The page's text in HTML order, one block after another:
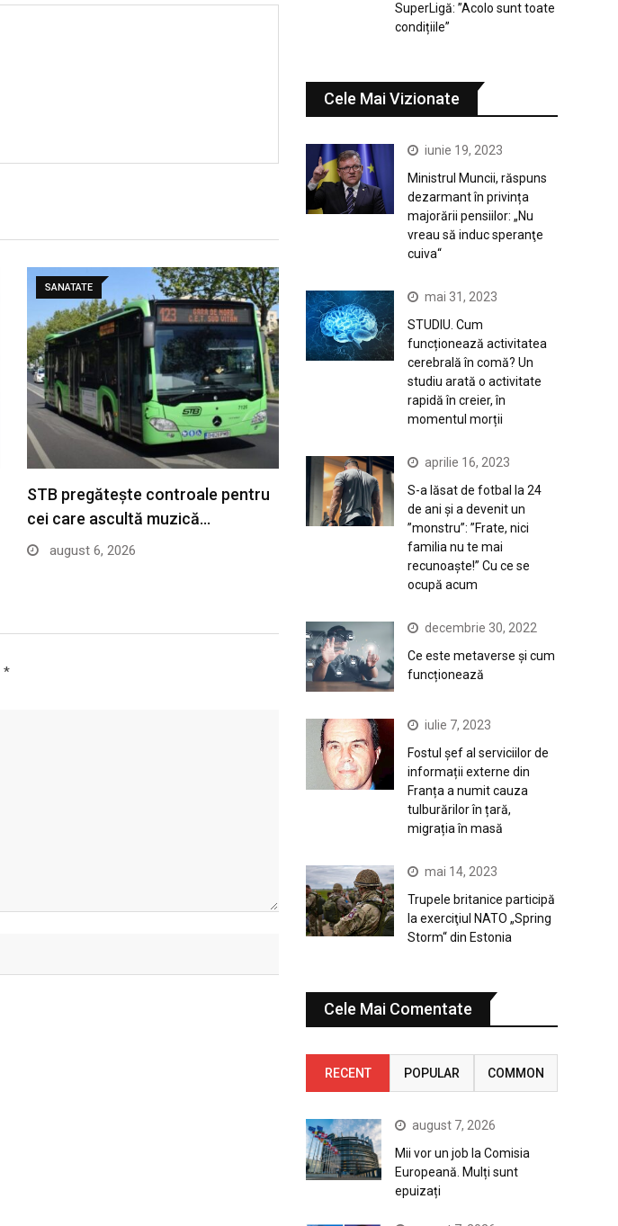
SANATATE
STB pregătește controale pentru
cei care ascultă muzică…
august 6, 2026
*
SuperLigă: ”Acolo sunt toate
condițiile”
Cele Mai Vizionate
iunie 19, 2023
Ministrul Muncii, răspuns
dezarmant în privința
majorării pensiilor: „Nu
vreau să induc speranţe
cuiva“
mai 31, 2023
STUDIU. Cum
funcționează activitatea
cerebrală în comă? Un
studiu arată o activitate
rapidă în creier, în
momentul morții
aprilie 16, 2023
S-a lăsat de fotbal la 24
de ani și a devenit un
”monstru”: ”Frate, nici
familia nu te mai
recunoaște!” Cu ce se
ocupă acum
decembrie 30, 2022
Ce este metaverse și cum
funcționează
iulie 7, 2023
Fostul șef al serviciilor de
informații externe din
Franța a numit cauza
tulburărilor în țară,
migrația în masă
mai 14, 2023
Trupele britanice participă
la exerciţiul NATO „Spring
Storm“ din Estonia
Cele Mai Comentate
RECENT POPULAR COMMON
august 7, 2026
Mii vor un job la Comisia
Europeană. Mulți sunt
epuizați